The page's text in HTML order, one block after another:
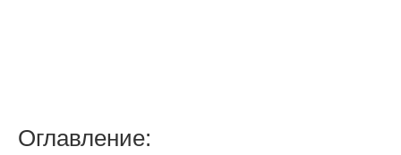
Оглавление: